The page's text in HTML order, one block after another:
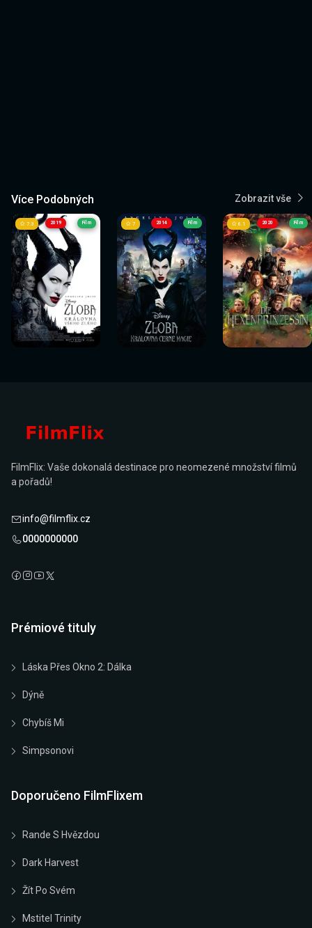
Více Podobných Zobrazit vše
2019
Sledovat
nyní
7.3 Film
Sledovat
nyní
2014
Sledovat
nyní
7 Film
Sledovat
nyní
2020
Sledovat
nyní
6.1 Film
Sledovat
nyní
FilmFlix: Vaše dokonalá destinace pro neomezené množství filmů
a pořadů!
info@filmflix.cz
0000000000
Prémiové tituly
Láska Přes Okno 2: Dálka
Dýně
Chybíš Mi
Simpsonovi
Doporučeno FilmFlixem
Rande S Hvězdou
Dark Harvest
Žít Po Svém
Mstitel Trinity